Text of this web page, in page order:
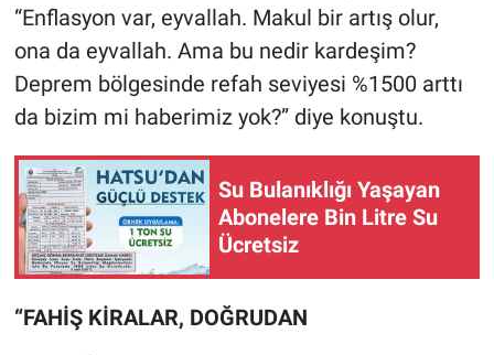
“Enflasyon var, eyvallah. Makul bir artış olur,
ona da eyvallah. Ama bu nedir kardeşim?
Deprem bölgesinde refah seviyesi %1500 arttı
da bizim mi haberimiz yok?” diye konuştu.
Su Bulanıklığı Yaşayan
Abonelere Bin Litre Su
Ücretsiz
“FAHİŞ KİRALAR, DOĞRUDAN